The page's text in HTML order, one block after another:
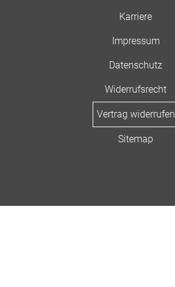
Karriere
Impressum
Datenschutz
Widerrufsrecht
Vertrag widerrufen
Sitemap